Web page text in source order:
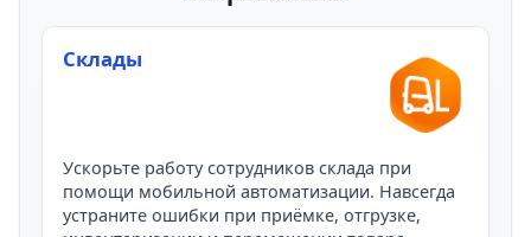
Склады
Ускорьте работу сотрудников склада при
помощи мобильной автоматизации. Навсегда
устраните ошибки при приёмке, отгрузке,